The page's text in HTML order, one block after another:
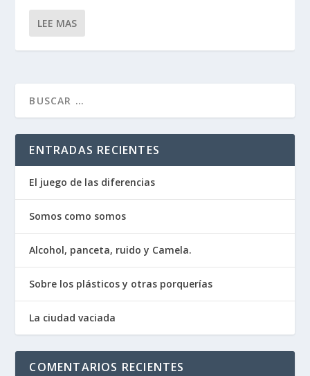
LEE MAS
ENTRADAS RECIENTES
El juego de las diferencias
Somos como somos
Alcohol, panceta, ruido y Camela.
Sobre los plásticos y otras porquerías
La ciudad vaciada
COMENTARIOS RECIENTES